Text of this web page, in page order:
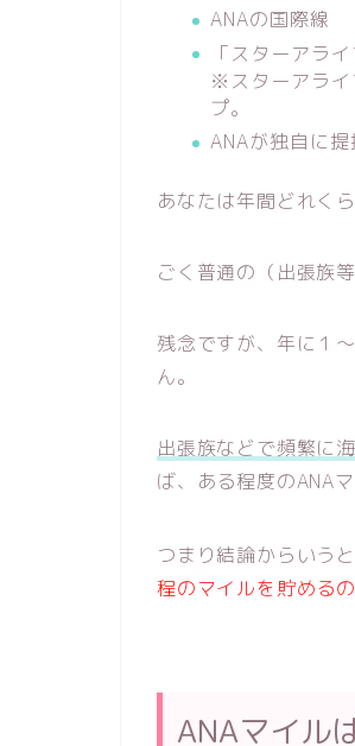
ANAの国際線
「スターアラ
※スターアライ
プ。
ANAが独自に
あなたは年間どれく
ごく普通の（出張族
残念ですが、年に１
ん。
出張族などで頻繁に
ば、ある程度のANA
つまり結論からいうと
程のマイルを貯める
ANAマイル